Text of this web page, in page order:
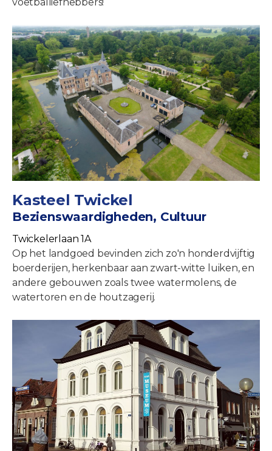
Kasteel Twickel
Bezienswaardigheden, Cultuur
Twickelerlaan 1A
Op het landgoed bevinden zich zo'n honderdvijftig
boerderijen, herkenbaar aan zwart-witte luiken, en
andere gebouwen zoals twee watermolens, de
watertoren en de houtzagerij.